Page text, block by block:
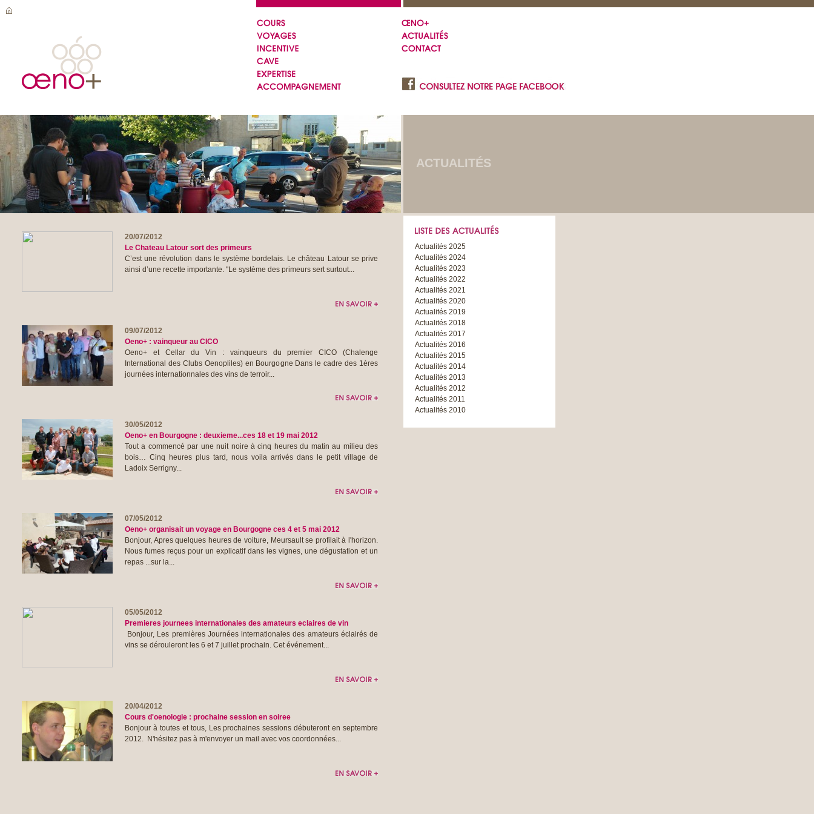
ACTUALITÉS
20/07/2012
Le Chateau Latour sort des primeurs
C’est une révolution dans le système bordelais. Le château Latour se prive
ainsi d’une recette importante. "Le système des primeurs sert surtout...
09/07/2012
Oeno+ : vainqueur au CICO
Oeno+ et Cellar du Vin : vainqueurs du premier CICO (Chalenge
International des Clubs Oenopliles) en Bourgogne Dans le cadre des 1ères
journées internationnales des vins de terroir...
30/05/2012
Oeno+ en Bourgogne : deuxieme...ces 18 et 19 mai 2012
Tout a commencé par une nuit noire à cinq heures du matin au milieu des
bois… Cinq heures plus tard, nous voila arrivés dans le petit village de
Ladoix Serrigny...
07/05/2012
Oeno+ organisait un voyage en Bourgogne ces 4 et 5 mai 2012
Bonjour, Apres quelques heures de voiture, Meursault se profilait à l'horizon.
Nous fumes reçus pour un explicatif dans les vignes, une dégustation et un
repas ...sur la...
05/05/2012
Premieres journees internationales des amateurs eclaires de vin
Bonjour, Les premières Journées internationales des amateurs éclairés de
vins se dérouleront les 6 et 7 juillet prochain. Cet événement...
20/04/2012
Cours d'oenologie : prochaine session en soiree
Bonjour à toutes et tous, Les prochaines sessions débuteront en septembre
2012. N'hésitez pas à m'envoyer un mail avec vos coordonnées...
Actualités 2025
Actualités 2024
Actualités 2023
Actualités 2022
Actualités 2021
Actualités 2020
Actualités 2019
Actualités 2018
Actualités 2017
Actualités 2016
Actualités 2015
Actualités 2014
Actualités 2013
Actualités 2012
Actualités 2011
Actualités 2010